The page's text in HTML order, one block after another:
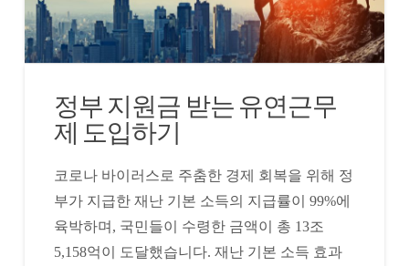
정부 지원금 받는 유연근무
제 도입하기
코로나 바이러스로 주춤한 경제 회복을 위해 정
부가 지급한 재난 기본 소득의 지급률이 99%에
육박하며, 국민들이 수령한 금액이 총 13조
5,158억이 도달했습니다. 재난 기본 소득 효과